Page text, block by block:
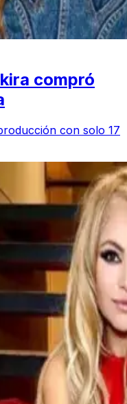
compró
con solo 17